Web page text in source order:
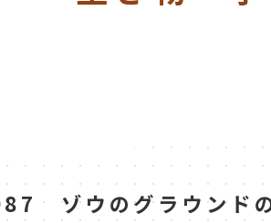
ゾウのグラウンド